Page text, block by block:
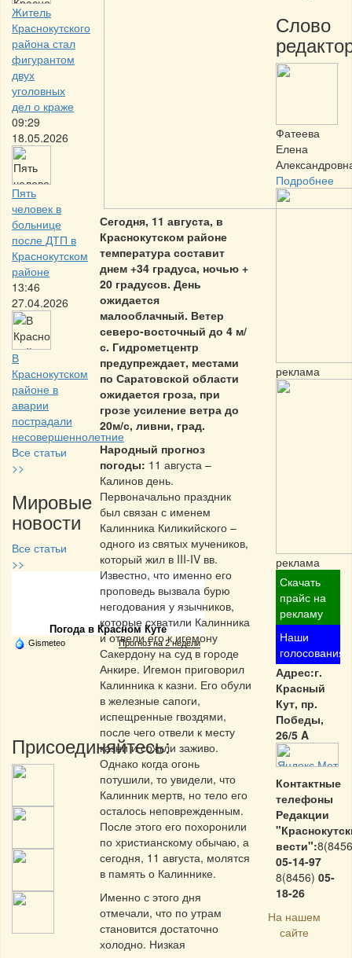
Житель
Краснокутского
района стал
фигурантом
двух
уголовных
дел о краже
09:29
18.05.2026
Пять
человек в
больнице
после ДТП в
Краснокутском
районе
13:46
27.04.2026
В
Краснокутском
районе в
аварии
пострадали
несовершеннолетние
Все статьи
>>
Мировые
новости
Все статьи
>>
Частная реклама
Погода в Красном Куте
Gismeteo Прогноз на 2 недели
Присоединяйтесь:
Сегодня, 11 августа, в
Краснокутском районе
температура составит
днем +34 градуса, ночью +
20 градусов. День
ожидается
малооблачный. Ветер
северо-восточный до 4 м/
с. Гидрометцентр
предупреждает, местами
по Саратовской области
ожидается гроза, при
грозе усиление ветра до
20м/с, ливни, град.
Народный прогноз
погоды: 11 августа –
Калинов день.
Первоначально праздник
был связан с именем
Калинника Киликийского –
одного из святых мучеников,
который жил в III-IV вв.
Известно, что именно его
проповедь вызвала бурю
негодования у язычников,
которые схватили Калинника
и отвели его к игемону
Сакердону на суд в городе
Анкире. Игемон приговорил
Калинника к казни. Его обули
в железные сапоги,
испещренные гвоздями,
после чего отвели к месту
казни и сожгли заживо.
Однако когда огонь
потушили, то увидели, что
Калинник мертв, но тело его
осталось неповрежденным.
После этого его похоронили
по христианскому обычаю, а
сегодня, 11 августа, молятся
в память о Калиннике.
Именно с этого дня
отмечали, что по утрам
становится достаточно
холодно. Низкая
Слово
Фатеева
Елена
Подробнее
реклама
реклама
Скачать
прайс на
рекламу
Наши
голосования
Адрес:г.
Красный
Кут, пр.
Победы,
26/5 A
Контактные
телефоны
Редакции
вести":
05-14-97
8(8456) 05-
18-26
На нашем
сайте